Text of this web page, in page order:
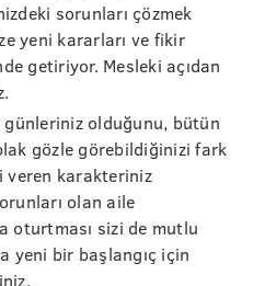
sorunları çözmek
yeni kararları ve fikir
getiriyor. Mesleki açıdan
olduğunu, bütün
gözle görebildiğinizi fark
veren karakteriniz
olan aile
oturtması sizi de mutlu
yeni bir başlangıç için